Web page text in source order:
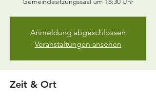
Anmeldung abgeschlossen
Veranstaltungen ansehen
Zeit & Ort